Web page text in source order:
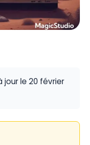
jour le 20 février